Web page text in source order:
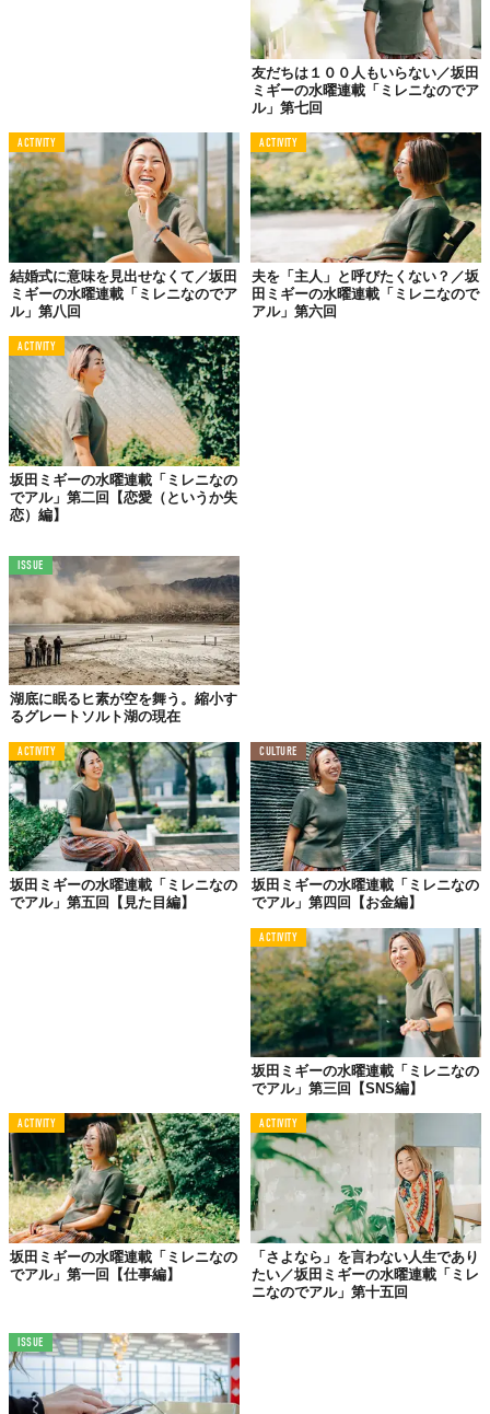
恋人がいないときには「好きな人いないの？」と聞かれ、好きな
人がいれば「付き合わないの？」と聞かれ、付き合っている人が
いれば「結婚しないの？」と聞かれ、結婚すれば「子どもはい
ちなみに子どもが生まれると「二人目は？」と聞かれるらしい。
ぴゃー！（白目）
なんの疑問もなく、穢れ（けがれ）を知らない眼（まなこ）で聞
いてこないでー！「きょうお天気いいですね」くらいのテンショ
ンで聞いてくるのはやめてー！
だって、この類の会話は「恋をするべき」「恋人をつくるべき」
「結婚するのは当たり前」「子どもをほしがって当たり前」みた
いな価値観からきているじゃないですか。
「愛する人と結婚して子どもを産み育てることが人生のよろこび
である」って信じて疑っていないパターンです。
この価値観の通りに生きてきた（生きてこられた）人は多いだろ
うけど、そうじゃない人もいるよってことも、忘れないほうがよ
さげでは？
恋愛をしない人もいますし、LGBTQの人もいます。制度としての
も、不妊治療の結果が思わしくない人も、家族計画について伴侶
と考えが折り合わない人もいます。
お天気の話題ぐらい気軽な気持ちで聞いたことでも、相手からす
ればバールのようなもので殴られるほどに瀕死の重傷を負う場合
もあります。
うっかり“心の殺人事件”を起こさないためにも、想像力と思いや
悪意があってイジワルで言ってくるなら、まだいいんです。
悪意がないのが、いちばんタチが悪い。なぜなら、そういう人は
傷つく人を理解できていないから、よかれと思ってイノセント・
スマイルで殴ってきます。セクハラはダメだよと指摘しても「な
んでセクハラかわからない。コミュニケーションのつもりなの
に」と言う人々と同じなんですよね。
大人の無邪気は、無罪ではない。日々学んでいきましょう（自戒
ちなみに、わたしたち夫婦には子がいません。いまのところ、そ
の予定もありません。「歳も歳だから早く産んだほうがいいよ」
とのアドバイス（と書いてクソバイスと読む）をくれる知人もい
ますが、そんな重要事項は百どころか万も承知。
将来、もし自分たちが子を迎えられそうだと思えば、そのときは
里親制度や特別養子縁組制度も検討できたらと思っています。
だったらなんのために結婚したんだと思われるかもしれません
が、わたしたちの場合は子をもうけることが目的ではなく、ただ
愛する人と一緒におもしろく暮らしたくて結婚しました。
子がいても幸せでしょうけれど、子がいなくても幸せに暮らして
おります。
任だ！自分勝手だ！と言われそうですが、地球規模で見れば人口
は増え続けていますし、子をもたない夫婦がいるのもわるいこと
ばかりではないと思います。
友だちは１００人もいらない／坂田
ミギーの水曜連載「ミレニなのでア
ル」第七回
ACTIVITY
結婚式に意味を見出せなくて／坂田
ミギーの水曜連載「ミレニなのでア
ル」第八回
ACTIVITY
夫を「主人」と呼びたくない？／坂
田ミギーの水曜連載「ミレニなので
アル」第六回
ACTIVITY
坂田ミギーの水曜連載「ミレニなの
でアル」第二回【恋愛（というか失
恋）編】
ISSUE
湖底に眠るヒ素が空を舞う。縮小す
るグレートソルト湖の現在
ACTIVITY
坂田ミギーの水曜連載「ミレニなの
でアル」第五回【見た目編】
CULTURE
坂田ミギーの水曜連載「ミレニなの
でアル」第四回【お金編】
ACTIVITY
坂田ミギーの水曜連載「ミレニなの
でアル」第三回【SNS編】
ACTIVITY
坂田ミギーの水曜連載「ミレニなの
でアル」第一回【仕事編】
ACTIVITY
「さよなら」を言わない人生であり
たい／坂田ミギーの水曜連載「ミレ
ニなのでアル」第十五回
ISSUE